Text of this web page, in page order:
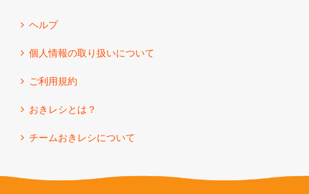
ヘルプ
個人情報の取り扱いについて
ご利用規約
おきレシとは？
チームおきレシについて